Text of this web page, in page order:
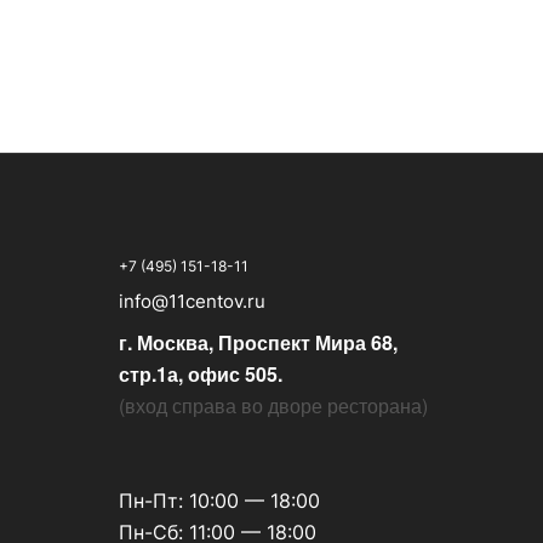
+7 (495) 151-18-11
info@11centov.ru
г. Москва, Проспект Мира 68,
стр.1а, офис 505.
(вход справа во дворе ресторана)
Пн-Пт: 10:00 — 18:00
Пн-Сб: 11:00 — 18:00